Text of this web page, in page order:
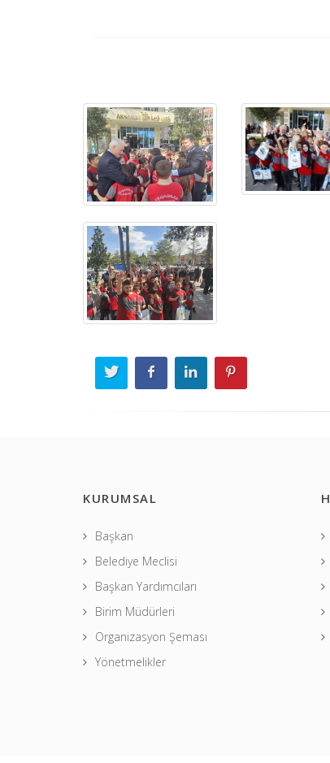
KURUMSAL
Başkan
Belediye Meclisi
Başkan Yardımcıları
Birim Müdürleri
Organizasyon Şeması
Yönetmelikler